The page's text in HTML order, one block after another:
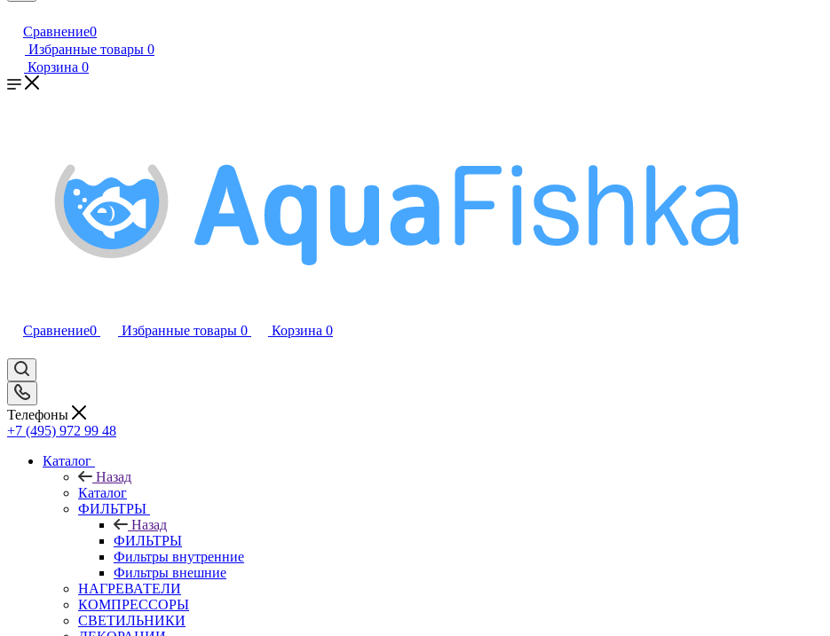
Сравнение0
Избранные товары 0
Корзина 0
Сравнение0 Избранные товары 0 Корзина 0
Телефоны
+7 (495) 972 99 48
Каталог
Назад
Каталог
ФИЛЬТРЫ
Назад
ФИЛЬТРЫ
Фильтры внутренние
Фильтры внешние
НАГРЕВАТЕЛИ
КОМПРЕССОРЫ
СВЕТИЛЬНИКИ